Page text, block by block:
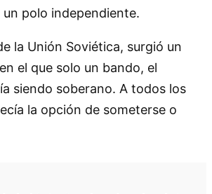
polo independiente.
la Unión Soviética, surgió un
el que solo un bando, el
siendo soberano. A todos los
la opción de someterse o